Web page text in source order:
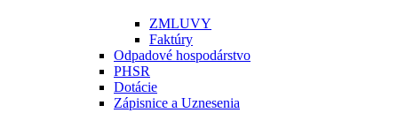
ZMLUVY
Faktúry
Odpadové hospodárstvo
PHSR
Dotácie
Zápisnice a Uznesenia